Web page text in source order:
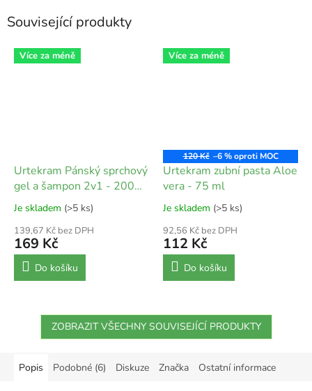
Související produkty
Více za méně
Urtekram Pánský sprchový
gel a šampon 2v1 - 200
ml
Je skladem (>5 ks)
139,67 Kč bez DPH
169 Kč
Do košíku
Více za méně
120 Kč –6 %
Urtekram zubní pasta Aloe
vera - 75 ml
Je skladem (>5 ks)
92,56 Kč bez DPH
112 Kč
Do košíku
ZOBRAZIT VŠECHNY SOUVISEJÍCÍ PRODUKTY
Popis Podobné (6) Diskuze Značka Ostatní informace